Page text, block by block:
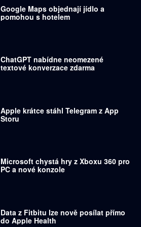
Google Maps objednají jídlo a
pomohou s hotelem
ChatGPT nabídne neomezené
textové konverzace zdarma
Apple krátce stáhl Telegram z App
Storu
Microsoft chystá hry z Xboxu 360 pro
PC a nové konzole
Data z Fitbitu lze nově posílat přímo
do Apple Health